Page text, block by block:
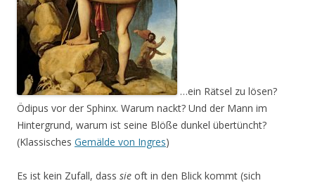
…ein Rätsel zu lösen?
Ödipus vor der Sphinx. Warum nackt? Und der Mann im
Hintergrund, warum ist seine Blöße dunkel übertüncht?
(Klassisches Gemälde von Ingres)
Es ist kein Zufall, dass sie oft in den Blick kommt (sich